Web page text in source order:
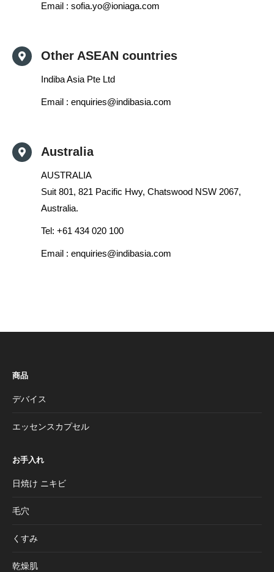
Email : sofia.yo@ioniaga.com
Other ASEAN countries
Indiba Asia Pte Ltd
Email : enquiries@indibasia.com
Australia
AUSTRALIA
Suit 801, 821 Pacific Hwy, Chatswood NSW 2067,
Australia.
Tel: +61 434 020 100
Email : enquiries@indibasia.com
商品
デバイス
エッセンスカプセル
お手入れ
日焼け ニキビ
毛穴
くすみ
乾燥肌